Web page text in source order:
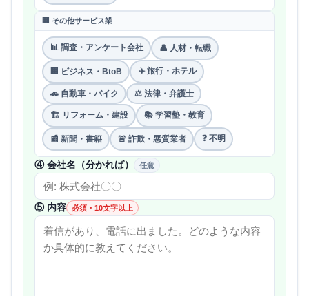
🏢 その他サービス業
📊 調査・アンケート会社 👤 人材・転職
🏢 ビジネス・BtoB ✈️ 旅行・ホテル
🚗 自動車・バイク ⚖️ 法律・弁護士
🏗 リフォーム・建設 📚 学習塾・教育
📰 新聞・書籍 🚨 詐欺・悪質業者 ❓ 不明
④ 会社名（分かれば） 任意
⑤ 内容 必須・10文字以上